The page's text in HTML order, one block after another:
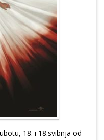
18. i 18.svibnja od